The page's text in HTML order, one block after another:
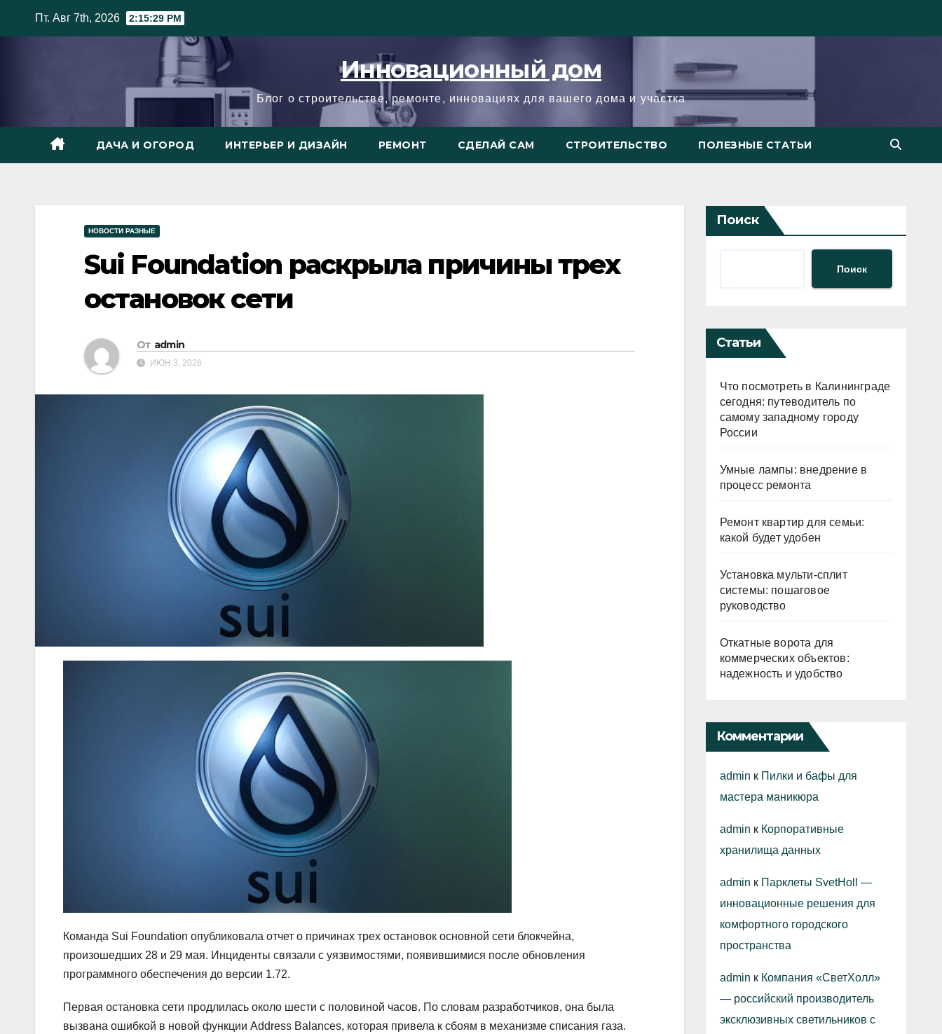
Пт. Авг 7th, 2026 2:15:30 PM
Инновационный дом
Блог о строительстве, ремонте, инновациях для вашего дома и участка
ДАЧА И ОГОРОД ИНТЕРЬЕР И ДИЗАЙН РЕМОНТ СДЕЛАЙ САМ СТРОИТЕЛЬСТВО ПОЛЕЗНЫЕ СТАТЬИ
НОВОСТИ РАЗНЫЕ
Sui Foundation раскрыла причины трех
остановок сети
От admin
ИЮН 3, 2026
Команда Sui Foundation опубликовала отчет о причинах трех остановок основной сети блокчейна,
произошедших 28 и 29 мая. Инциденты связали с уязвимостями, появившимися после обновления
программного обеспечения до версии 1.72.
Первая остановка сети продлилась около шести с половиной часов. По словам разработчиков, она была
вызвана ошибкой в новой функции Address Balances, которая привела к сбоям в механизме списания газа.
Поиск
Поиск
Статьи
Что посмотреть в Калининграде
сегодня: путеводитель по
самому западному городу
России
Умные лампы: внедрение в
процесс ремонта
Ремонт квартир для семьи:
какой будет удобен
Установка мульти-сплит
системы: пошаговое
руководство
Откатные ворота для
коммерческих объектов:
надежность и удобство
Комментарии
admin к Пилки и бафы для
мастера маникюра
admin к Корпоративные
хранилища данных
admin к Парклеты SvetHoll —
инновационные решения для
комфортного городского
пространства
admin к Компания «СветХолл»
— российский производитель
эксклюзивных светильников с